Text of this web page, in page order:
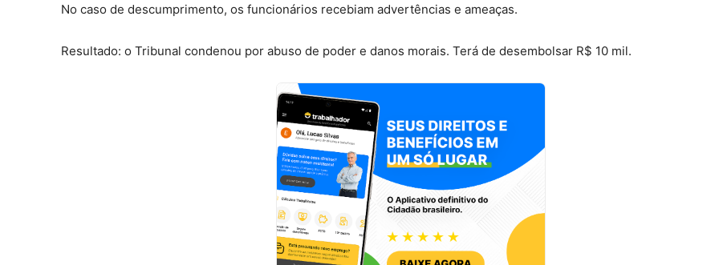
No caso de descumprimento, os funcionários recebiam advertências e ameaças.
Resultado: o Tribunal condenou por abuso de poder e danos morais. Terá de desembolsar R$ 10 mil.